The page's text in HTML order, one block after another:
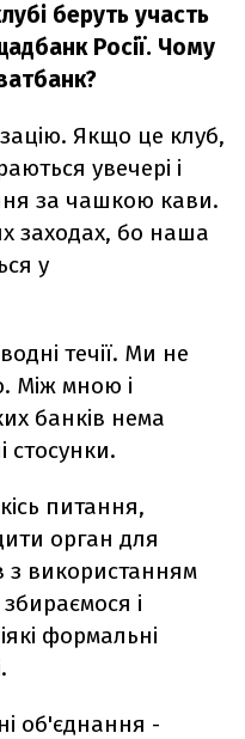
беруть участь
Росії. Чому
Якщо це клуб,
увечері і
за чашкою кави.
заходах, бо наша
у
течії. Ми не
Між мною і
банків нема
стосунки.
питання,
орган для
з використанням
і
формальні
об'єднання -